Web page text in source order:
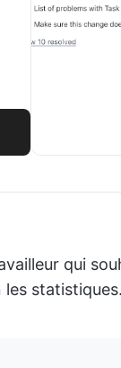
qui
statistiques.